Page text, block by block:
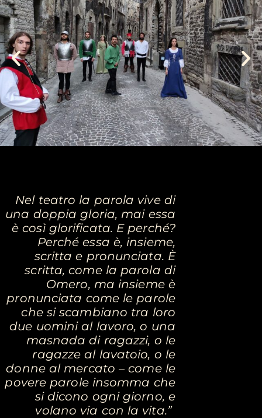
Lo sparo
Prove dello spettacolo al
Teatro Comunale di Cagli
SCOPRI DI PIÙ
Nel teatro la parola vive di
una doppia gloria, mai essa
è così glorificata. E perché?
Perché essa è, insieme,
scritta e pronunciata. È
scritta, come la parola di
Omero, ma insieme è
pronunciata come le parole
che si scambiano tra loro
due uomini al lavoro, o una
masnada di ragazzi, o le
ragazze al lavatoio, o le
donne al mercato – come le
povere parole insomma che
si dicono ogni giorno, e
volano via con la vita.”